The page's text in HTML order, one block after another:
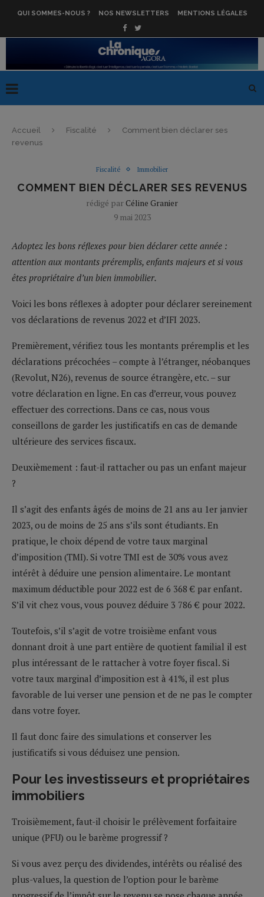
QUI SOMMES-NOUS ? NOS NEWSLETTERS MENTIONS LÉGALES
Accueil Fiscalité
Comment bien déclarer ses
revenus
Fiscalité Immobilier
COMMENT BIEN DÉCLARER SES REVENUS
rédigé parCéline Granier
9 mai 2023
Adoptez les bons réflexes pour bien déclarer cette année :
attention aux montants préremplis, enfants majeurs et si vous
êtes propriétaire d’un bien immobilier.
Voici les bons réflexes à adopter pour déclarer sereinement
vos déclarations de revenus 2022 et d’IFI 2023.
Premièrement, vérifiez tous les montants préremplis et les
déclarations précochées – compte à l’étranger, néobanques
(Revolut, N26), revenus de source étrangère, etc. – sur
votre déclaration en ligne. En cas d’erreur, vous pouvez
effectuer des corrections. Dans ce cas, nous vous
conseillons de garder les justificatifs en cas de demande
ultérieure des services fiscaux.
Deuxièmement : faut-il rattacher ou pas un enfant majeur
?
Il s’agit des enfants âgés de moins de 21 ans au 1er janvier
2023, ou de moins de 25 ans s’ils sont étudiants. En
pratique, le choix dépend de votre taux marginal
d’imposition (TMI). Si votre TMI est de 30% vous avez
intérêt à déduire une pension alimentaire. Le montant
maximum déductible pour 2022 est de 6 368 € par enfant.
S’il vit chez vous, vous pouvez déduire 3 786 € pour 2022.
Toutefois, s’il s’agit de votre troisième enfant vous
donnant droit à une part entière de quotient familial il est
plus intéressant de le rattacher à votre foyer fiscal. Si
votre taux marginal d’imposition est à 41%, il est plus
favorable de lui verser une pension et de ne pas le compter
dans votre foyer.
Il faut donc faire des simulations et conserver les
justificatifs si vous déduisez une pension.
Pour les investisseurs et propriétaires
immobiliers
Troisièmement, faut-il choisir le prélèvement forfaitaire
unique (PFU) ou le barème progressif ?
Si vous avez perçu des dividendes, intérêts ou réalisé des
plus-values, la question de l’option pour le barème